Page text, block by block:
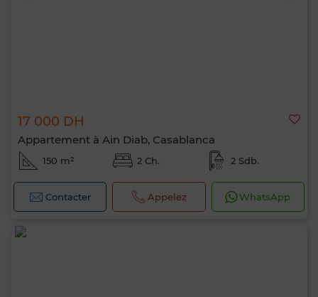
17 000 DH
Appartement à Ain Diab, Casablanca
150 m² 2 Ch. 2 Sdb.
Contacter Appelez WhatsApp